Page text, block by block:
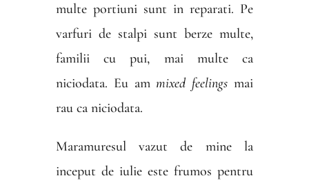
multe portiuni sunt in reparati. Pe
varfuri de stalpi sunt berze multe,
familii cu pui, mai multe ca
niciodata. Eu ammixed feelings mai
rau ca niciodata.
Maramuresul vazut de mine la
inceput de iulie este frumos pentru